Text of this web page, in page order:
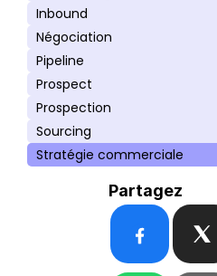
Inbound
Négociation
Pipeline
Prospect
Prospection
Sourcing
Stratégie commerciale
Partagez